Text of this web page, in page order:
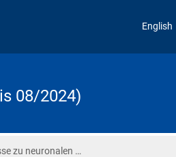
English
08/2024)
zu neuronalen …